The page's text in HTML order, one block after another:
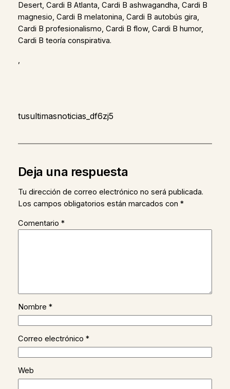
Desert, Cardi B Atlanta, Cardi B ashwagandha, Cardi B
magnesio, Cardi B melatonina, Cardi B autobús gira,
Cardi B profesionalismo, Cardi B flow, Cardi B humor,
Cardi B teoría conspirativa.
,
tusultimasnoticias_df6zj5
Deja una respuesta
Tu dirección de correo electrónico no será publicada.
Los campos obligatorios están marcados con *
Comentario *
Nombre *
Correo electrónico *
Web